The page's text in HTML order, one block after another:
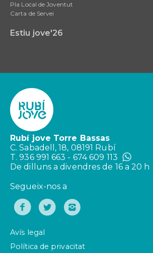
Pla Local de Joventut
Carta de Servei
Estiu jove'26
Rubí jove Torre Bassas
C. Sabadell, 18, 08191 Rubí
T. 936 991 663 - 674 609 113
De dilluns a divendres de 16 a 20 h
Segueix-nos a
Avís legal
Política de privacitat